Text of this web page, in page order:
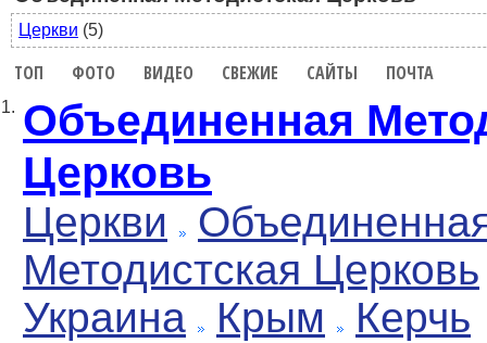
Церкви (5)
ТОП ФОТО ВИДЕО СВЕЖИЕ САЙТЫ ПОЧТА
1. Объединенная
Церковь
Церкви
Методистская Церковь
Украина
Крым Керчь